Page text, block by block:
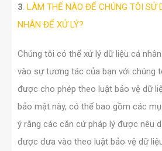
3. LÀM THẾ NÀO ĐỂ CHÚNG TÔI SỬ
NHÂN ĐỂ XỬ LÝ?
Chúng tôi có thể xử lý dữ liệu cá
vào sự tương tác của bạn với chúng
được cho phép theo luật bảo vệ dữ
bảo mật này, có thể bao gồm các
ý rằng các căn cứ pháp lý được nêu
được đưa vào theo luật bảo vệ dữ